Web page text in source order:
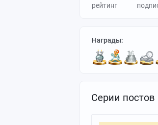
рейтинг
Награды:
Серии постов